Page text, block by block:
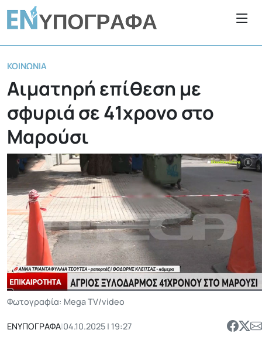
ΚΟΙΝΩΝΊΑ
Αιματηρή επίθεση με
σφυριά σε 41χρονο στο
Μαρούσι
Φωτογραφία: Mega TV/video
ΕΝΥΠΟΓΡΑΦΑ|04.10.2025 | 19:27